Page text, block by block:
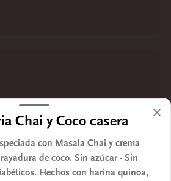
Chai y Coco casera
con Masala Chai y crema
de coco. Sin azúcar - Sin
Hechos con harina quinoa,